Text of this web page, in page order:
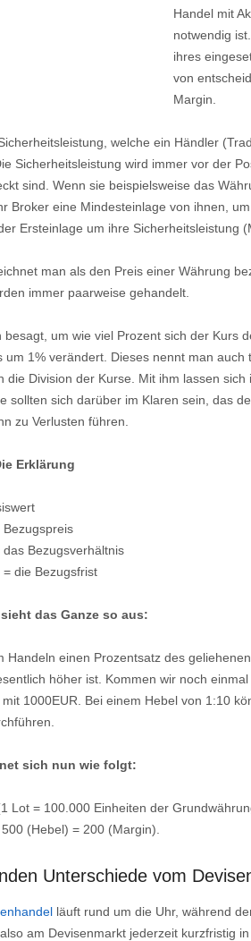
Handel mit
notwendig
ihres
von
Margin.
welche ein Händler
Sicherheitsleistung wird immer vor der
sind. Wenn sie beispielsweise das
Broker eine Mindesteinlage von ihnen,
Ersteinlage um ihre Sicherheitsleistung
man als den Preis einer Währung
immer paarweise gehandelt.
besagt, um wie viel Prozent sich der Kurs
um 1% verändert. Dieses nennt man
die Division der Kurse. Mit ihm lassen
sollten sich darüber im Klaren sein, das
zu Verlusten führen.
Erklärung
Bezugspreis
Bezugsverhältnis
die Bezugsfrist
das Ganze so aus:
Handeln einen Prozentsatz des
höher ist. Kommen wir noch
1000EUR. Bei einem Hebel von 1:10
sich nun wie folgt:
Lot = 100.000 Einheiten der
(Hebel) = 200 (Margin).
Unterschiede vom
läuft rund um die Uhr, während
am Devisenmarkt jederzeit kurzfristig